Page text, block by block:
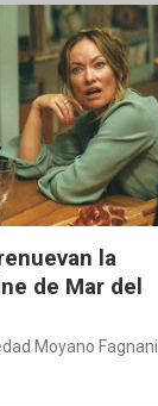
la
de Mar del
Moyano Fagnani